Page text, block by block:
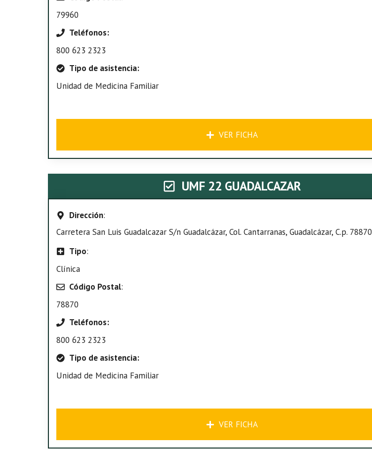
79960
Teléfonos:
800 623 2323
Tipo de asistencia:
Unidad de Medicina Familiar
VER FICHA
UMF 22 GUADALCAZAR
Dirección:
Carretera San Luis Guadalcazar S/n Guadalcázar, Col. Cantarranas, Guadalcázar, C.p. 78870
Tipo:
Clínica
Código Postal:
78870
Teléfonos:
800 623 2323
Tipo de asistencia:
Unidad de Medicina Familiar
VER FICHA